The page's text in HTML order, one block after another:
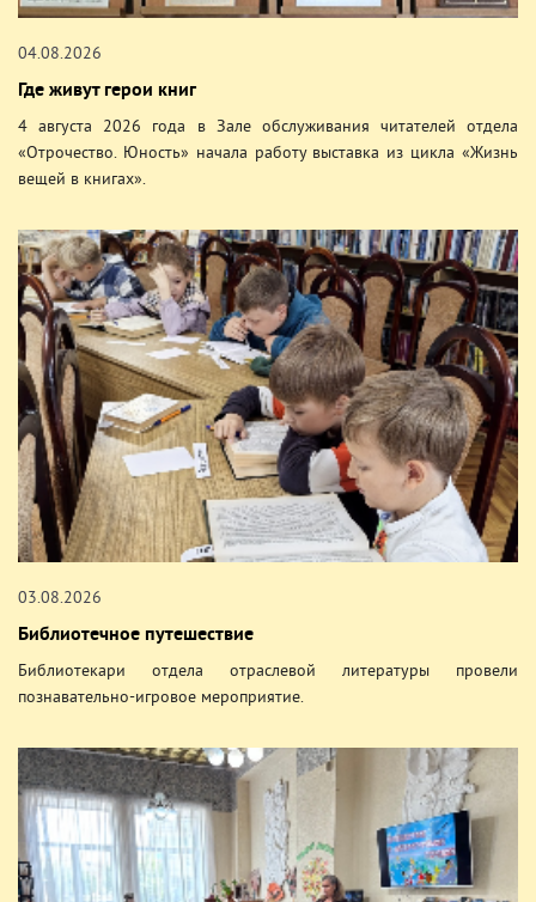
04.08.2026
Где живут герои книг
4 августа 2026 года в Зале обслуживания читателей отдела
«Отрочество. Юность» начала работу выставка из цикла «Жизнь
вещей в книгах».
03.08.2026
Библиотечное путешествие
Библиотекари отдела отраслевой литературы провели
познавательно-игровое мероприятие.